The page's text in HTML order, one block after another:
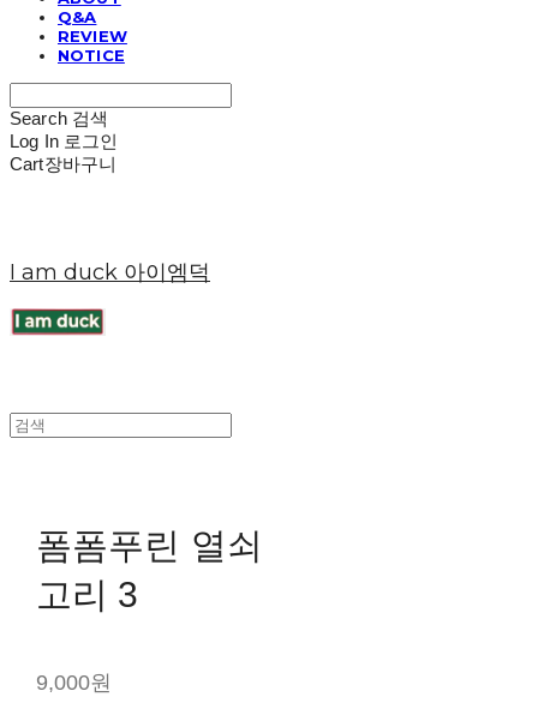
Q&A
REVIEW
NOTICE
Search 검색
Log In 로그인
Cart장바구니
I am duck 아이엠덕
폼폼푸린 열쇠
고리 3
9,000원